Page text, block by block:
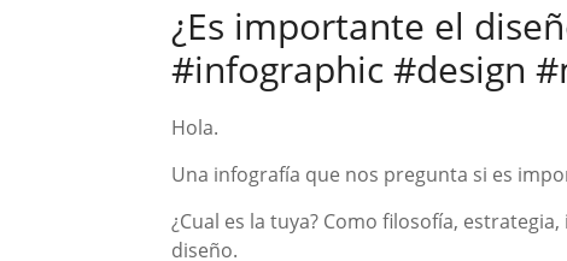
¿Es importante el
#infographic #design
Hola.
Una infografía que nos pregunta si es
¿Cual es la tuya? Como filosofía,
diseño.